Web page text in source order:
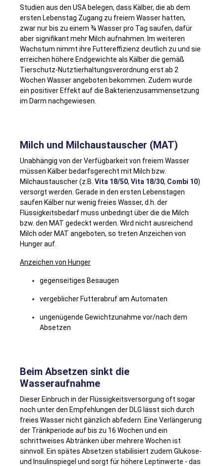
Studien aus den USA belegen, dass Kälber, die ab dem
ersten Lebenstag Zugang zu freiem Wasser hatten,
zwar nur bis zu einem ¾ Wasser pro Tag saufen, dafür
aber signifikant mehr Milch aufnahmen. Im weiteren
Wachstum nimmt ihre Futtereffizienz deutlich zu und sie
erreichen höhere Endgewichte als Kälber die gemäß
Tierschutz-Nutztierhaltungsverordnung erst ab 2
Wochen Wasser angeboten bekommen. Zudem wurde
ein positiver Effekt auf die Bakterienzusammensetzung
im Darm nachgewiesen.
Milch und Milchaustauscher (MAT)
Unabhängig von der Verfügbarkeit von freiem Wasser
müssen Kälber bedarfsgerecht mit Milch bzw.
Milchaustauscher (z.B. Vita 18/50, Vita 18/30, Combi 10)
versorgt werden. Gerade in den ersten Lebenstagen
saufen Kälber nur wenig freies Wasser, d.h. der
Flüssigkeitsbedarf muss unbedingt über die die Milch
bzw. den MAT gedeckt werden. Wird nicht ausreichend
Milch oder MAT angeboten, so treten Anzeichen von
Hunger auf.
Anzeichen von Hunger
gegenseitiges Besaugen
vergeblicher Futterabruf am Automaten
ungenügende Gewichtzunahme vor/nach dem
Absetzen
Beim Absetzen sinkt die
Wasseraufnahme
Dieser Einbruch in der Flüssigkeitsversorgung oft sogar
noch unter den Empfehlungen der DLG lässt sich durch
freies Wasser nicht gänzlich abfedern. Eine Verlängerung
der Tränkperiode auf bis zu 16 Wochen und ein
schrittweises Abtränken über mehrere Wochen ist
sinnvoll. Ein spätes Absetzen stabilisiert zudem Glukose-
und Insulinspiegel und sorgt für höhere Leptinwerte - das